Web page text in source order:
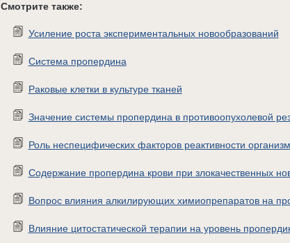
Смотрите также:
Усиление роста экспериментальных новообразований
Система пропердина
Раковые клетки в культуре тканей
Значение системы пропердина в противоопухолевой
Роль неспецифических факторов реактивности
Содержание пропердина крови при злокачественных
Вопрос влияния алкилирующих химиопрепаратов на
Влияние цитостатической терапии на уровень